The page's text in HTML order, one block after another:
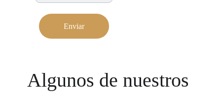
Enviar
Algunos de nuestros